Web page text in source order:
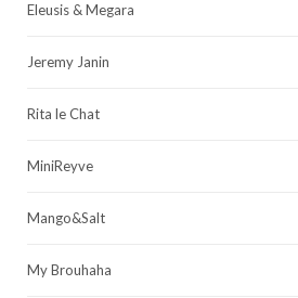
Eleusis & Megara
Jeremy Janin
Rita le Chat
MiniReyve
Mango&Salt
My Brouhaha